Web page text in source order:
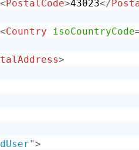
<PostalCode>43023</
<Country isoCountryCode
>
">